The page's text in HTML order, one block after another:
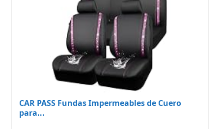
CAR PASS Fundas Impermeables de Cuero
para...